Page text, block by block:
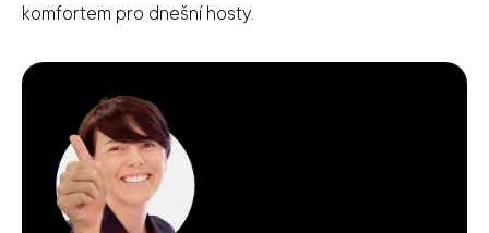
komfortem pro dnešní hosty.